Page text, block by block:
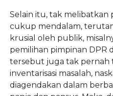
Selain itu, tak
cukup mendalam,
krusial oleh publik,
pemilihan pimpinan DPR
tersebut juga tak
inventarisasi masalah,
diagendakan dalam